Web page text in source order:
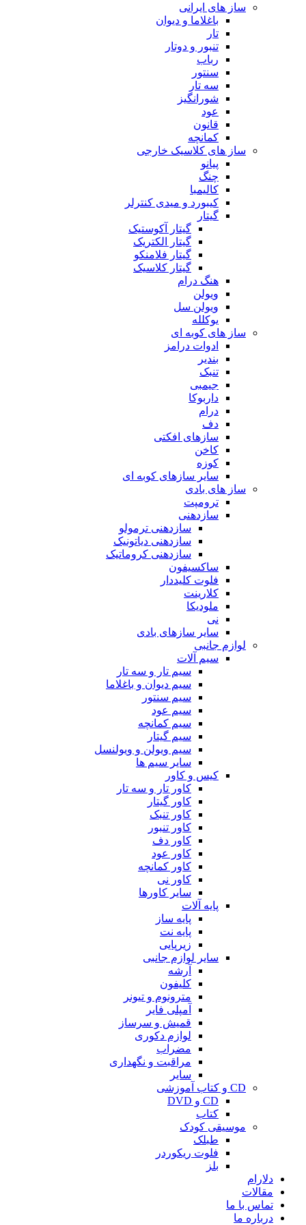
ساز های ایرانی
باغلاما و دیوان
تار
تنبور و دوتار
رباب
سنتور
سه تار
شورانگیز
عود
قانون
کمانچه
ساز های کلاسیک خارجی
پیانو
چنگ
کالیمبا
کیبورد و میدی کنترلر
گیتار
گیتار آکوستیک
گیتار الکتریک
گیتار فلامنکو
گیتار کلاسیک
هنگ درام
ویولن
ویولن سل
یوکلله
ساز های کوبه ای
ادوات درامز
بندیر
تنبک
جیمبی
داربوکا
درام
دف
سازهای افکتی
کاخن
کوزه
سایر سازهای کوبه ای
ساز های بادی
ترومپت
سازدهنی
سازدهنی ترمولو
سازدهنی دیاتونیک
سازدهنی کروماتیک
ساکسیفون
فلوت کلیددار
کلارینت
ملودیکا
نی
سایر سازهای بادی
لوازم جانبی
سیم آلات
سیم تار و سه تار
سیم دیوان و باغلاما
سیم سنتور
سیم عود
سیم کمانچه
سیم گیتار
سیم ویولن و ویولنسل
سایر سیم ها
کیس و کاور
کاور تار و سه تار
کاور گیتار
کاور تنبک
کاور تنبور
کاور دف
کاور عود
کاور کمانچه
کاور نی
سایر کاورها
پایه آلات
پایه ساز
پایه نت
زیرپایی
سایر لوازم جانبی
آرشه
کلیفون
مترونوم و تیونر
آمپلی فایر
قمیش و سرساز
لوازم دکوری
مضراب
مراقبت و نگهداری
سایر
CD و کتاب آموزشی
CD و DVD
کتاب
موسیقی کودک
طبلک
فلوت ریکوردر
بلز
دلارام
مقالات
تماس با ما
درباره ما